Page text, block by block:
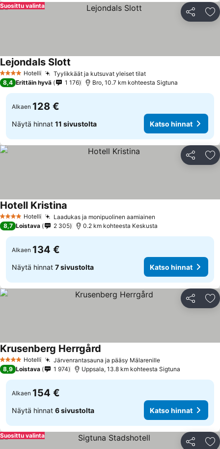
Jaa
Suosittu valinta
4 Tähtiluokitus
Hotelli Tyylikkäät ja kutsuvat yleiset tilat
Lejondals Slott
8,4 Erittäin hyvä 1 176 Bro, 10.7 km kohteesta Sigtuna
Alkaen 128 €
Näytä hinnat 11 sivustolta Katso hinnat
Jaa
4 Tähtiluokitus
Hotelli Laadukas ja monipuolinen aamiainen
Hotell Kristina
8,7 Loistava 2 305 0.2 km kohteesta Keskusta
Alkaen 134 €
Näytä hinnat 7 sivustolta Katso hinnat
Jaa
4 Tähtiluokitus
Hotelli Järvenrantasauna ja pääsy Mälarenille
Krusenberg Herrgård
8,9 Loistava 1 974 Uppsala, 13.8 km kohteesta Sigtuna
Alkaen 154 €
Näytä hinnat 6 sivustolta Katso hinnat
Jaa
Suosittu valinta